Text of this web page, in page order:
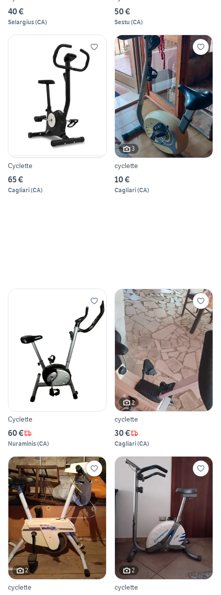
40 €
Selargius(CA)
50 €
Sestu(CA)
Cyclette
65 €
Cagliari(CA)
3
cyclette
10 €
Cagliari(CA)
Cyclette
60 €
Nuraminis(CA)
2
cyclette
30 €
Cagliari(CA)
2
cyclette
2
cyclette